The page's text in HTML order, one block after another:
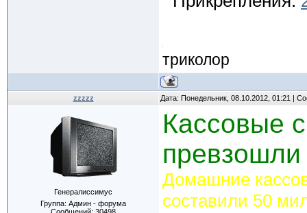
триколор
zzzzz Дата: Понедельник, 08.10.2012, 01:21 |
Генералиссимус
Группа: Админ - форума
Кассовые
превзошли
Домашние
составили 50